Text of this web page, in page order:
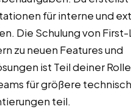
für interne und
Die Schulung von
zu neuen Features und
ist Teil deiner
für größere
teil.